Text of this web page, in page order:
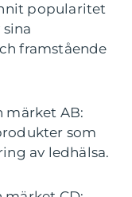
popularitet
framstående
märket AB:
som
av ledhälsa.